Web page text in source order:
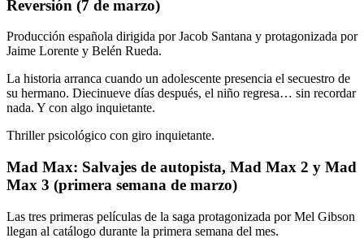
Reversión (7 de marzo)
Producción española dirigida por Jacob Santana y protagonizada por
Jaime Lorente y Belén Rueda.
La historia arranca cuando un adolescente presencia el secuestro de
su hermano. Diecinueve días después, el niño regresa… sin recordar
nada. Y con algo inquietante.
Thriller psicológico con giro inquietante.
Mad Max: Salvajes de autopista, Mad Max 2 y Mad
Max 3 (primera semana de marzo)
Las tres primeras películas de la saga protagonizada por Mel Gibson
llegan al catálogo durante la primera semana del mes.